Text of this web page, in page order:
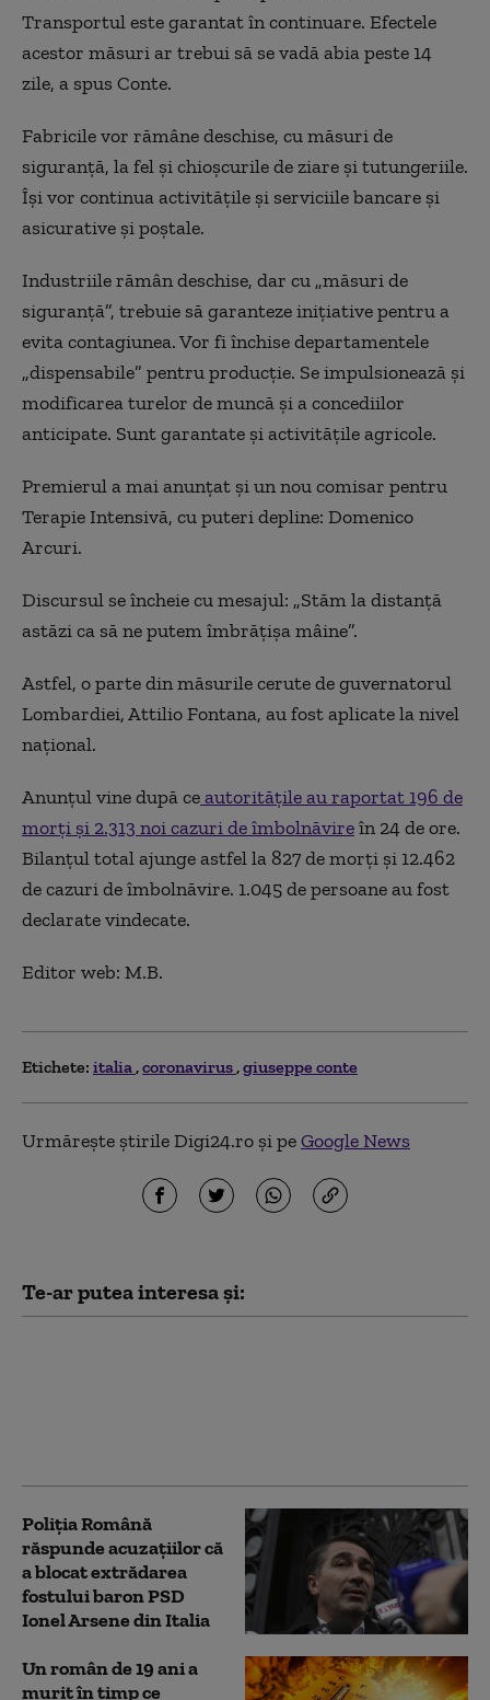
Transportul este garantat în continuare. Efectele
acestor măsuri ar trebui să se vadă abia peste 14
zile, a spus Conte.
Fabricile vor rămâne deschise, cu măsuri de
siguranță, la fel și chioșcurile de ziare și tutungeriile.
Își vor continua activitățile și serviciile bancare și
asicurative și poștale.
Industriile rămân deschise, dar cu „măsuri de
siguranță”, trebuie să garanteze inițiative pentru a
evita contagiunea. Vor fi închise departamentele
„dispensabile” pentru producție. Se impulsionează și
modificarea turelor de muncă și a concediilor
anticipate. Sunt garantate și activitățile agricole.
Premierul a mai anunțat și un nou comisar pentru
Terapie Intensivă, cu puteri depline: Domenico
Arcuri.
Discursul se încheie cu mesajul: „Stăm la distanță
astăzi ca să ne putem îmbrățișa mâine”.
Astfel, o parte din măsurile cerute de guvernatorul
Lombardiei, Attilio Fontana, au fost aplicate la nivel
național.
Anunțul vine după ceautoritățile au raportat 196 de
morți și 2.313 noi cazuri de îmbolnăvireîn 24 de ore.
Bilanțul total ajunge astfel la 827 de morți și 12.462
de cazuri de îmbolnăvire. 1.045 de persoane au fost
declarate vindecate.
Editor web: M.B.
Etichete: italia coronavirus giuseppe conte
Urmărește știrile Digi24.ro și peGoogle News
Te-ar putea interesa și:
Poliția Română
răspunde acuzațiilor că
a blocat extrădarea
fostului baron PSD
Ionel Arsene din Italia
Un român de 19 ani a
murit în timp ce